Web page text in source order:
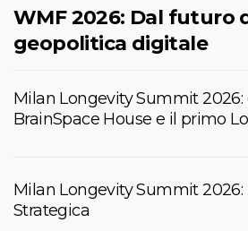
WMF 2026: Dal futuro
geopolitica digitale
Milan Longevity Summit
BrainSpace House e il primo
Milan Longevity Summit 2026:
Strategica